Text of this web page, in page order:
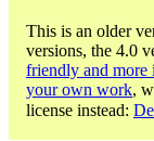
This is an older
versions, the 4.0
friendly and more
your own work,
license instead: